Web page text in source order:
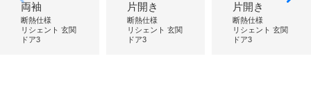
両袖
断熱仕様
リシェント 玄関
ドア3
片開き
断熱仕様
リシェント 玄関
ドア3
片開き
断熱仕様
リシェント 玄関
ドア3